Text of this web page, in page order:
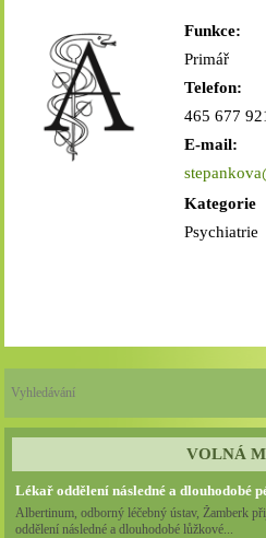
Funkce:
Primář
Telefon:
465 677
E-mail:
Kategorie
Psychiatrie
VOLNÁ
Lékař oddělení následné a dlouhodobé
Albertinum, odborný léčebný ústav, Žamberk
oddělení následné a dlouhodobé lůžkové...